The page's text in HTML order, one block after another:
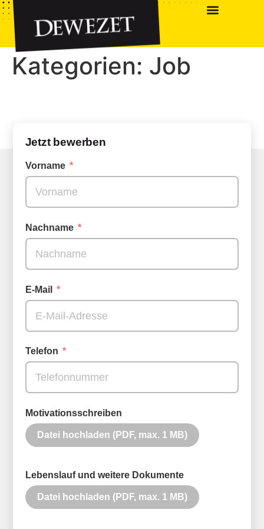
Kategorien: Job
Jetzt bewerben
Vorname
Nachname
E-Mail
Telefon
Motivationsschreiben
Datei hochladen (PDF, max. 1 MB)
Lebenslauf und weitere Dokumente
Datei hochladen (PDF, max. 1 MB)